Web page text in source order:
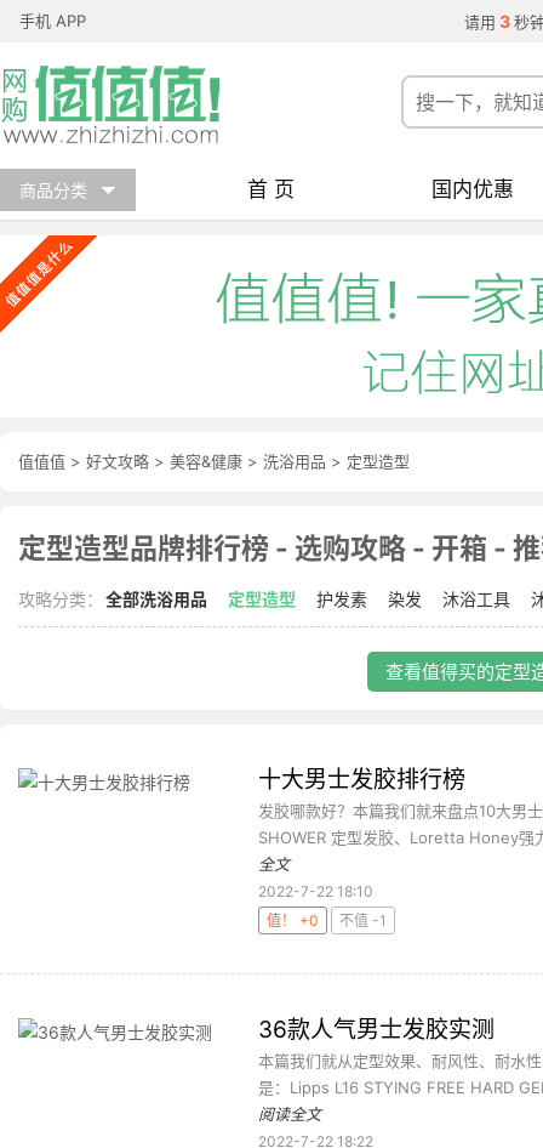
手机 APP 请用 3 秒
商品分类 首 页 国内优惠
值值值 > 好文攻略 > 美容&健康 > 洗浴用品 > 定型造型
定型造型品牌排行榜 - 选购攻略 - 开箱 -
攻略分类： 全部洗浴用品 定型造型 护发素 染发 沐浴工具
查看值得买的定型
十大男士发胶排行榜
发胶哪款好？本篇我们就来盘点10大男
SHOWER 定型发胶、Loretta Honey
全文
2022-7-22 18:10
值！ +0
不值 -1
36款人气男士发胶实测
本篇我们就从定型效果、耐风性、耐水
是：Lipps L16 STYING FREE HARD
阅读全文
2022-7-22 18:22